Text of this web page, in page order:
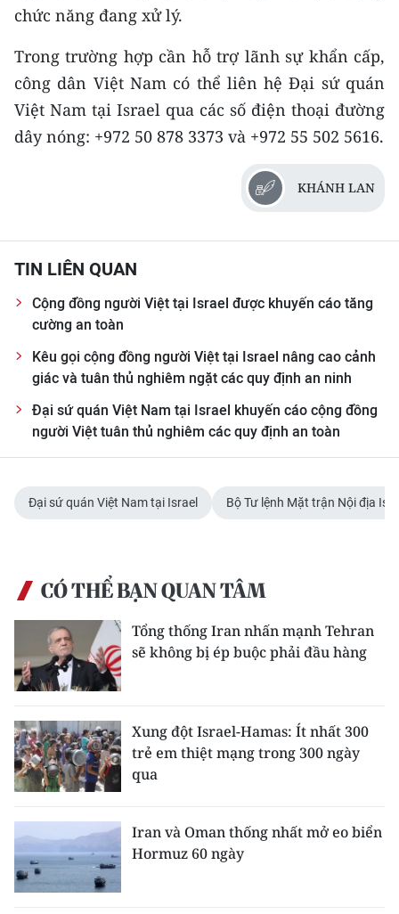
MUA BÁO
ĐỌC BÁO IN
ENGLISH
РУССКИЙ
ESPAÑOL
chức năng đang xử lý.
Trong trường hợp cần hỗ trợ lãnh sự khẩn cấp,
công dân Việt Nam có thể liên hệ Đại sứ quán
Việt Nam tại Israel qua các số điện thoại đường
dây nóng: +972 50 878 3373 và +972 55 502 5616.
KHÁNH LAN
TIN LIÊN QUAN
Cộng đồng người Việt tại Israel được khuyến cáo tăng
cường an toàn
Kêu gọi cộng đồng người Việt tại Israel nâng cao cảnh
giác và tuân thủ nghiêm ngặt các quy định an ninh
Đại sứ quán Việt Nam tại Israel khuyến cáo cộng đồng
người Việt tuân thủ nghiêm các quy định an toàn
Đại sứ quán Việt Nam tại Israel Bộ Tư lệnh Mặt trận Nội địa
CÓ THỂ BẠN QUAN TÂM
Tổng thống Iran nhấn mạnh Tehran
sẽ không bị ép buộc phải đầu hàng
Xung đột Israel-Hamas: Ít nhất 300
trẻ em thiệt mạng trong 300 ngày
qua
Iran và Oman thống nhất mở eo biển
Hormuz 60 ngày